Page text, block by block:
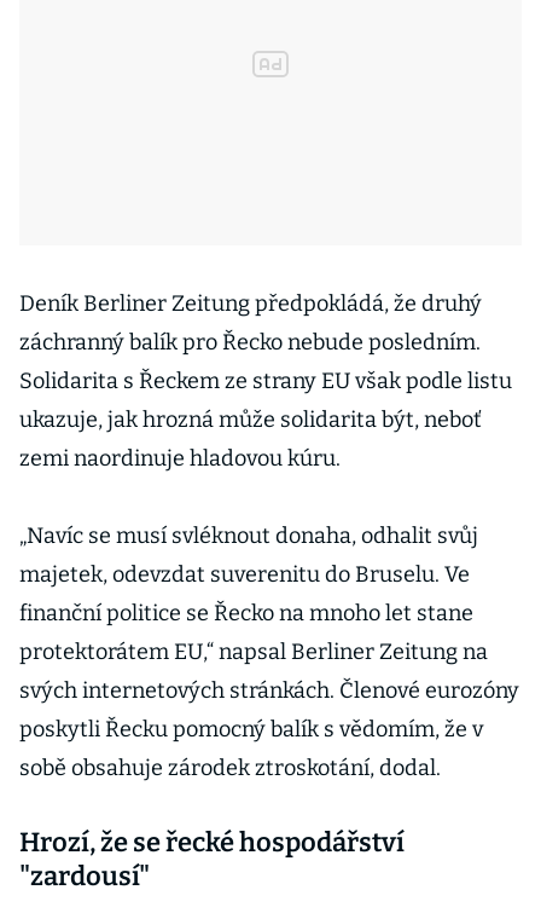
Deník Berliner Zeitung předpokládá, že druhý
záchranný balík pro Řecko nebude posledním.
Solidarita s Řeckem ze strany EU však podle listu
ukazuje, jak hrozná může solidarita být, neboť
zemi naordinuje hladovou kúru.
„Navíc se musí svléknout donaha, odhalit svůj
majetek, odevzdat suverenitu do Bruselu. Ve
finanční politice se Řecko na mnoho let stane
protektorátem EU,“ napsal Berliner Zeitung na
svých internetových stránkách. Členové eurozóny
poskytli Řecku pomocný balík s vědomím, že v
sobě obsahuje zárodek ztroskotání, dodal.
Hrozí, že se řecké hospodářství
"zardousí"